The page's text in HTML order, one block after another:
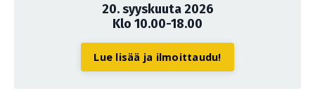
20. syyskuuta 2026
Klo 10.00-18.00
Lue lisää ja ilmoittaudu!